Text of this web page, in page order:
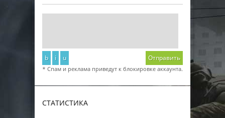
b i u Отправить
* Спам и реклама приведут к блокировке аккаунта.
СТАТИСТИКА